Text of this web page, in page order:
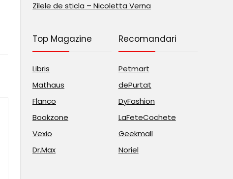
Zilele de sticla – Nicoletta Verna
Top Magazine
Libris
Mathaus
Flanco
Bookzone
Vexio
Dr.Max
Recomandari
Petmart
dePurtat
DyFashion
LaFeteCochete
Geekmall
Noriel